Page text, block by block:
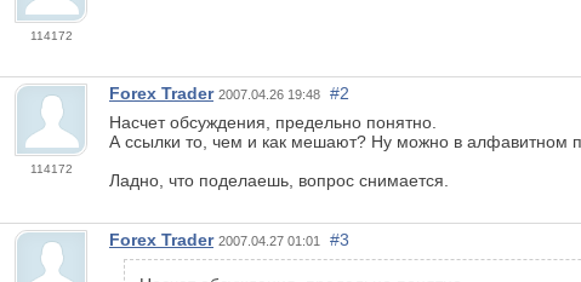
114172
114172
Forex Trader 2007.04.26 19:48
#2
Насчет обсуждения, предельно понятно.
А ссылки то, чем и как мешают? Ну можно в алфавитном
Ладно, что поделаешь, вопрос снимается.
Forex Trader 2007.04.27 01:01 #3